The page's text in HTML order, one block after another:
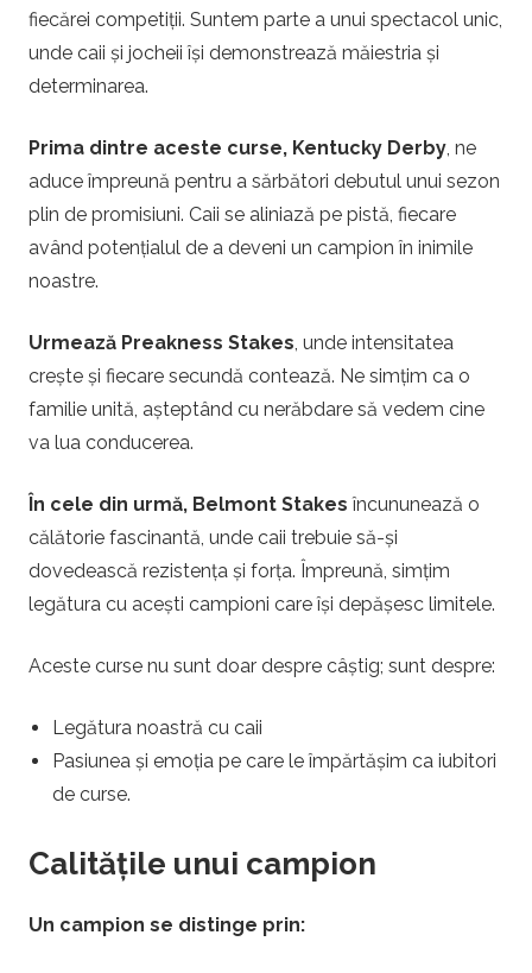
fiecărei competiții. Suntem parte a unui spectacol unic,
unde caii și jocheii își demonstrează măiestria și
determinarea.
Prima dintre aceste curse, Kentucky Derby, ne
aduce împreună pentru a sărbători debutul unui sezon
plin de promisiuni. Caii se aliniază pe pistă, fiecare
având potențialul de a deveni un campion în inimile
noastre.
Urmează Preakness Stakes, unde intensitatea
crește și fiecare secundă contează. Ne simțim ca o
familie unită, așteptând cu nerăbdare să vedem cine
va lua conducerea.
În cele din urmă, Belmont Stakes încununează o
călătorie fascinantă, unde caii trebuie să-și
dovedească rezistența și forța. Împreună, simțim
legătura cu acești campioni care își depășesc limitele.
Aceste curse nu sunt doar despre câștig; sunt despre:
Legătura noastră cu caii
Pasiunea și emoția pe care le împărtășim ca iubitori
de curse.
Calitățile unui campion
Un campion se distinge prin: